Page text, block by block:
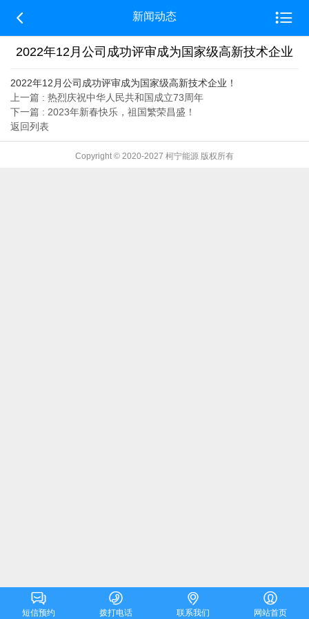
 新闻动态 
2022年12月公司成功评审成为国家级高新技术企业
2022年12月公司成功评审成为国家级高新技术企业！
上一篇 : 热烈庆祝中华人民共和国成立73周年
下一篇 : 2023年新春快乐，祖国繁荣昌盛！
返回列表
Copyright © 2020-2027 柯宁能源 版权所有

短信预约

拨打电话

联系我们

网站首页